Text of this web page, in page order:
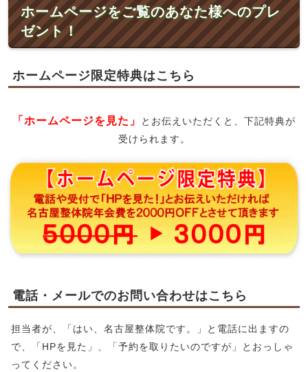
ホームページをご覧のあなた様へのプレ
ゼント！
ホームページ限定特典はこちら
「ホームページを見た」
とお伝えいただくと、下記特典が
受けられます。
電話・メールでのお問い合わせはこちら
担当者が、「はい、名古屋整体院です。」と電話に出ますの
で、「HPを見た」、「予約を取りたいのですが」とおっしゃ
ってください。